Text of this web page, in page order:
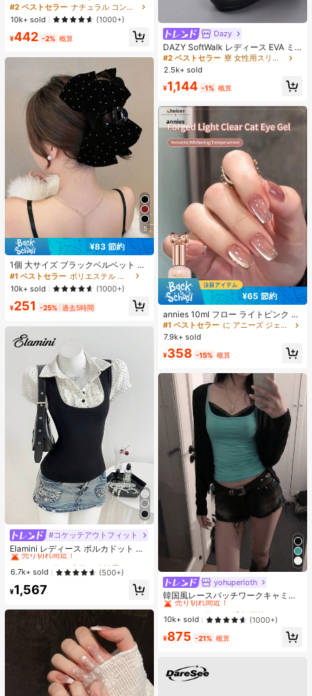
ター-Soft Tan ノーズシャドウ シェ
ーディング 女性と女の子のためのブ
ランドビューティーコスメメイクア
ップ
#2 ベストセラー
ナチュラル コントゥア＆ブロンザー
10k+ sold
(1000+)
¥442 -2% 概算
5
¥83 節約
1個 大サイズ ブラックベルベット リ
ボン ヘアクリップ クリスタルライン
ストーン装飾付き、エレガントな二
重レイヤー フロック加工リボン レデ
ィース用
#1 ベストセラー
ポリエステル 髪の爪
売り切れ間近！
#1 ベストセラー
ポリエステル 髪の爪
売り切れ間近！
#1 ベストセラー
ポリエステル 髪の爪
売り切れ間近！
#1 ベストセラー
売り切れ間近！
10k+ sold (1000+)
¥251 -25% 過去5時間
#コケッテアウトフィット
Elamini レディース ポルカドット パ
ッチワーク レーストリム 配色 ウエ
スト ショートスリーブ トップス 夏
用
#2 ベストセラー
夜遊び 女性用ブラウス
売り切れ間近！
#2 ベストセラー
売り切れ間近！
#2 ベストセラー
売り切れ間近！
#2 ベストセラー
売り切れ間近！
6.7k+ sold (500+)
¥1,567
Dazy
DAZY SoftWalk レディース EVA ミ
ッドヒールプラットフォームビーチ
サンダル - 超軽量、通気性、快適、
滑り止め、柔らかいソール、ミニマ
ルデザイン、ビーチ、休暇、家庭で
の自由時間、デイリー着用に適し、
オールシーズン、スリップオン、無
地、プリントなし
#2 ベストセラー
売り切れ間近！
#2 ベストセラー
寮 女性用スリッパ
売り切れ間近！
#2 ベストセラー
寮 女性用スリッパ
売り切れ間近！
#2 ベストセラー
売り切れ間近！
2.5k+ sold
¥1,144 -1% 概算
¥65 節約
annies 10ml フロー ライトピンク キ
ャットアイ ジェルネイルポリッシュ
ウルトラシャイン UVジェル ミラー
グラス キャットマグネットジェル ワ
ニス ネイルサプライ
#1 ベストセラー
に アニーズ ジェルネイルポリッシュ
売り切れ間近！
#1 ベストセラー
に アニーズ ジェルネイルポリッシュ
売り切れ間近！
#1 ベストセラー
に アニーズ ジェルネイルポリッシュ
売り切れ間近！
#1 ベストセラー
に アニーズ ジェルネイルポリッシュ
売り切れ間近！
7.9k+ sold
¥358 -15% 概算
yohuperloth
韓国風レースパッチワークキャミソ
ールタンクトップ、Y2Kエステティ
ック、ストリートウェアカジュアル
サマー
#1 ベストセラー
売り切れ間近！
#1 ベストセラー
売り切れ間近！
#1 ベストセラー
売り切れ間近！
#1 ベストセラー
売り切れ間近！
10k+ sold (1000+)
¥875 -21% 概算